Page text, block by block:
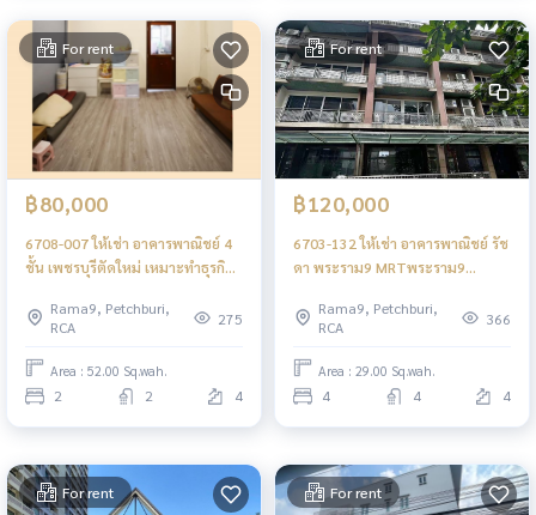
For rent
฿80,000
6708-007 ให้เช่า อาคารพาณิชย์ 4
ชั้น เพชรบุรีตัดใหม่ เหมาะทำธุรกิจ
เม้นท์ ร้านอาหาร ออฟฟิศ
Rama9, Petchburi,
RCA
275
Area : 52.00 Sq.wah.
2 2 4
For rent
฿120,000
6703-132 ให้เช่า อาคารพาณิชย์ รัช
ดา พระราม9 MRTพระราม9
Rama9, Petchburi,
RCA
366
Area : 29.00 Sq.wah.
4 4 4
For rent For rent